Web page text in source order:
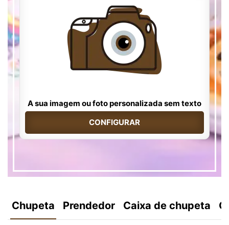
A sua imagem ou foto personalizada sem texto
CONFIGURAR
Chupeta Prendedor Caixa de chupeta